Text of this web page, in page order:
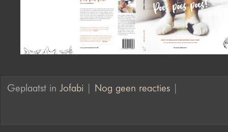
Geplaatst in Jofabi Nog geen reacties